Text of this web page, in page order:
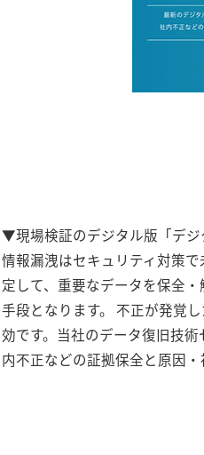
▼現場検証のデジタル版「デジ
情報漏洩はセキュリティ対策
定して、重要なデータを保全
手段となります。 不正が発覚
効です。当社のデータ復旧技
内不正などの証拠保全と原因・